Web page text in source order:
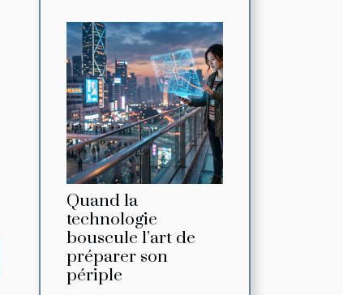
Quand la
technologie
bouscule l’art de
préparer son
périple